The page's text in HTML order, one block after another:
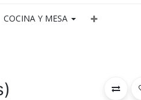
COCINA Y MESA